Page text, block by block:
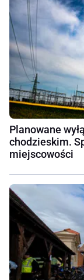
Planowane
chodzieskim.
miejscowości